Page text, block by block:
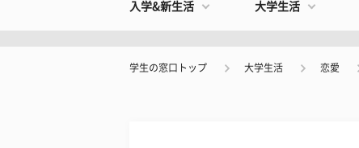
入学&新生活 大学生活
学生の窓口トップ 大学生活 恋愛